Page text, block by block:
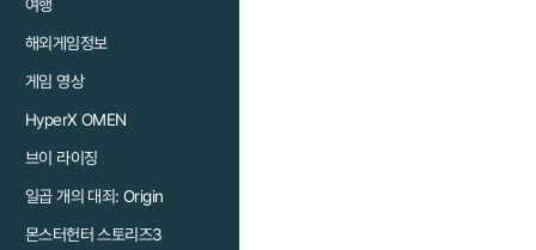
여행
해외게임정보
게임 영상
HyperX OMEN
브이 라이징
일곱 개의 대죄: Origin
몬스터헌터 스토리즈3